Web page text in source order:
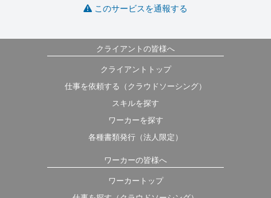
このサービスを通報する
クライアントの皆様へ
クライアントトップ
仕事を依頼する（クラウドソーシング）
スキルを探す
ワーカーを探す
各種書類発行（法人限定）
ワーカーの皆様へ
ワーカートップ